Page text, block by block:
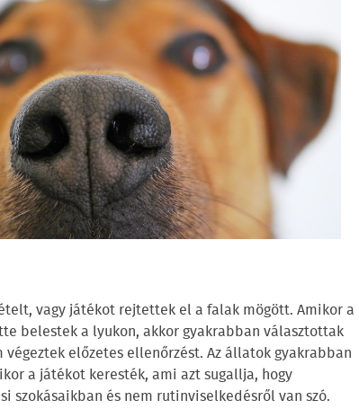
vagy játékot rejtettek el a falak mögött. Amikor a
belestek a lyukon, akkor gyakrabban választottak
előzetes ellenőrzést. Az állatok gyakrabban
a játékot keresték, ami azt sugallja, hogy
szokásaikban és nem rutinviselkedésről van szó.